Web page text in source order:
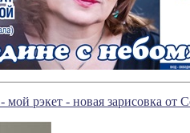
мой рэкет - новая зарисовка от